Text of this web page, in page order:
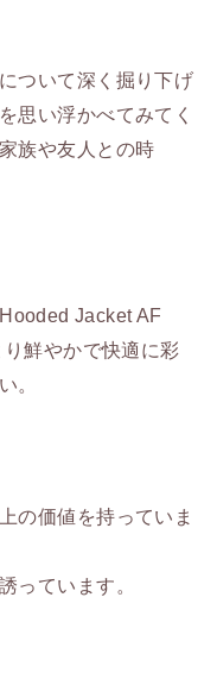
ついて深く掘り下げ
思い浮かべてみてく
族や友人との時
Jacket AF
鮮やかで快適に彩
。
の価値を持っていま
っています。